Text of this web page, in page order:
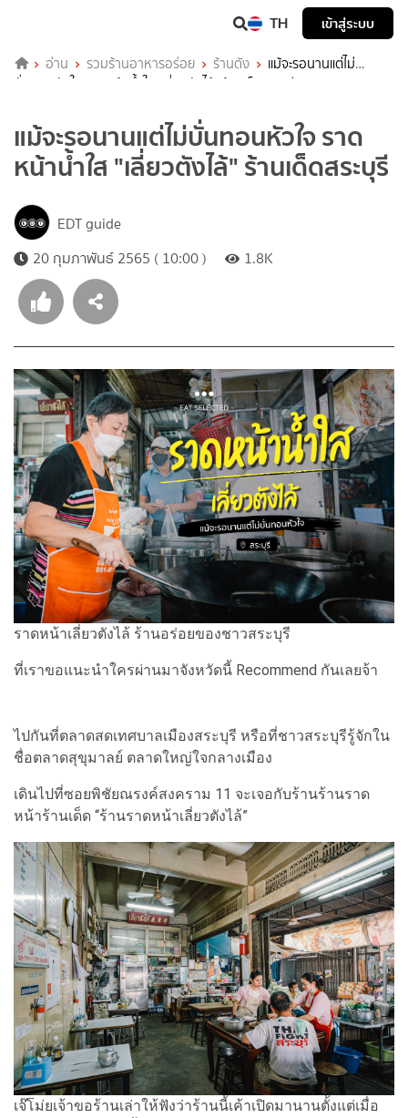
TH เข้าสู่ระบบ
อ่าน รวมร้านอาหารอร่อย ร้านดัง
แม้จะรอนานแต่ไม่
บั่นทอนหัวใจ ราดหน้าน้ำใส "เลี่ยวตังไล้" ร้านเด็ดสระบุรี
แม้จะรอนานแต่ไม่บั่นทอนหัวใจ ราด
หน้าน้ำใส "เลี่ยวตังไล้" ร้านเด็ดสระบุรี
EDT guide
20 กุมภาพันธ์ 2565 ( 10:00 )
1.8K
ราดหน้าเลี่ยวตังไล้ ร้านอร่อยของชาวสระบุรี
ที่เราขอแนะนำใครผ่านมาจังหวัดนี้ Recommend กันเลยจ้า
ไปกันที่ตลาดสดเทศบาลเมืองสระบุรี หรือที่ชาวสระบุรีรู้จักใน
ชื่อตลาดสุขุมาลย์ ตลาดใหญ่ใจกลางเมือง
เดินไปที่ซอยพิชัยณรงค์สงคราม 11 จะเจอกับร้านร้านราด
หน้าร้านเด็ด “ร้านราดหน้าเลี่ยวตังไล้”
เจ๊โม่ยเจ้าขอร้านเล่าให้ฟังว่าร้านนี้เค้าเปิดมานานตั้งแต่เมื่อ